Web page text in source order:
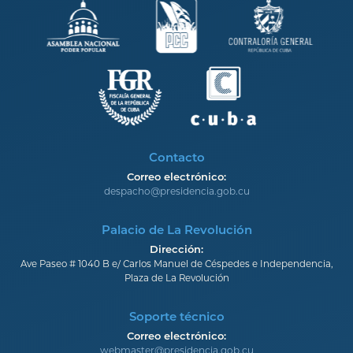
Contacto
Correo electrónico:
despacho@presidencia.gob.cu
Palacio de La Revolución
Dirección:
Ave Paseo # 1040 B e/ Carlos Manuel de Céspedes e Independencia,
Plaza de La Revolución
Soporte técnico
Correo electrónico:
webmaster@presidencia.gob.cu